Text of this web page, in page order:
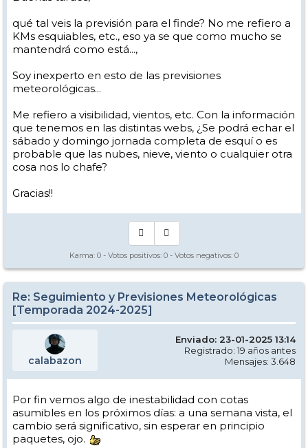
qué tal veis la previsión para el finde? No me refiero a
KMs esquiables, etc., eso ya se que como mucho se
mantendrá como está...,
Soy inexperto en esto de las previsiones
meteorológicas...
Me refiero a visibilidad, vientos, etc. Con la información
que tenemos en las distintas webs, ¿Se podrá echar el
sábado y domingo jornada completa de esquí o es
probable que las nubes, nieve, viento o cualquier otra
cosa nos lo chafe?
Gracias!!
Karma: 0 - Votos positivos: 0 - Votos negativos: 0
Re: Seguimiento y Previsiones Meteorológicas
[Temporada 2024-2025]
calabazon
Enviado: 23-01-2025 13:14
Registrado: 19 años antes
Mensajes: 3.648
Por fin vemos algo de inestabilidad con cotas
asumibles en los próximos días: a una semana vista, el
cambio será significativo, sin esperar en principio
paquetes, ojo.